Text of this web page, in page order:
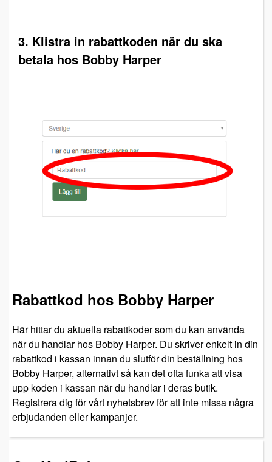
3. Klistra in rabattkoden när du ska
betala hos Bobby Harper
Rabattkod hos Bobby Harper
Här hittar du aktuella rabattkoder som du kan använda
när du handlar hos Bobby Harper. Du skriver enkelt in din
rabattkod i kassan innan du slutför din beställning hos
Bobby Harper, alternativt så kan det ofta funka att visa
upp koden i kassan när du handlar i deras butik.
Registrera dig för vårt nyhetsbrev för att inte missa några
erbjudanden eller kampanjer.